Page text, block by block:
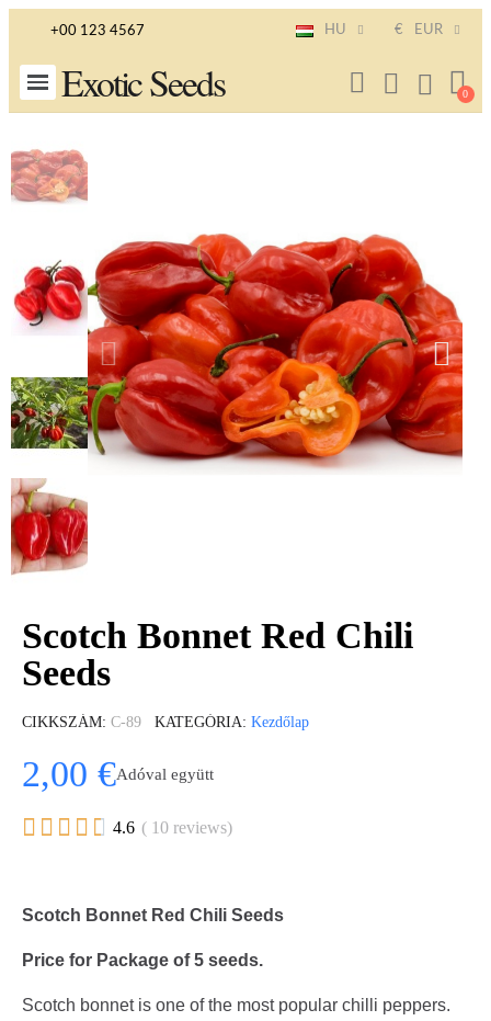
+00 123 4567 HU € EUR
Exotic Seeds
Scotch Bonnet Red Chili
Seeds
CIKKSZÁM C-89 KATEGÓRIA Kezdőlap
2,00 €Adóval együtt
     4.6 ( 10 reviews)
Scotch Bonnet Red Chili Seeds
Price for Package of 5 seeds.
Scotch bonnet is one of the most popular chilli peppers.